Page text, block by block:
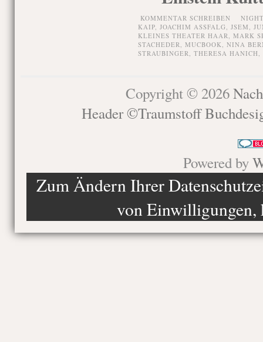
KOMMENTAR SCHREIBEN
KAIP, JOACHIM ASSFALG , JSEM,
KLEINES THEATER HAAR, MARK
STACHEDER, MUCBOOK, NINA
STRAUBINGER, THERESA HANICH,
Copyright © 2026
Header ©Traumstoff
Powered by
Zum Ändern Ihrer
von